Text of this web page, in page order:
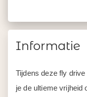
Informatie
Tijdens deze fly
je de ultieme vrijheid